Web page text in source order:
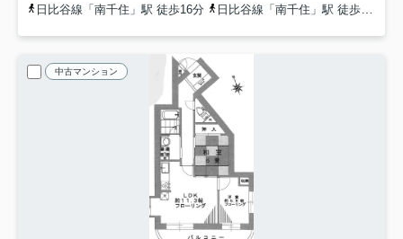
日比谷線「南千住」駅 徒歩16分
日比谷線「南千住」駅 徒歩17分
中古マンション